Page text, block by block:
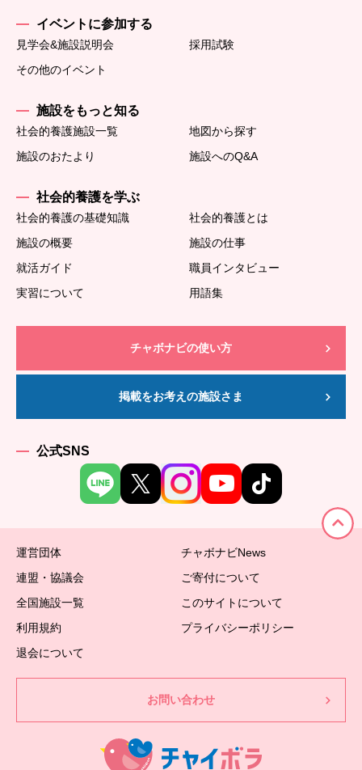
イベントに参加する
見学会&施設説明会
採用試験
その他のイベント
施設をもっと知る
社会的養護施設一覧
地図から探す
施設のおたより
施設へのQ&A
社会的養護を学ぶ
社会的養護の基礎知識
社会的養護とは
施設の概要
施設の仕事
就活ガイド
職員インタビュー
実習について
用語集
チャボナビの使い方
掲載をお考えの施設さま
公式SNS
運営団体
チャボナビNews
連盟・協議会
ご寄付について
全国施設一覧
このサイトについて
利用規約
プライバシーポリシー
退会について
お問い合わせ